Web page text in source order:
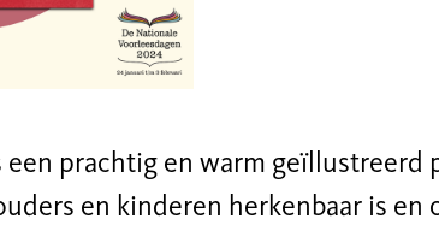
een prachtig en warm
en kinderen herkenbaar is en